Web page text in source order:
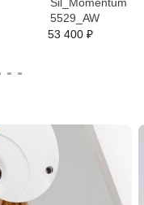
5529_AW
53 400 ₽